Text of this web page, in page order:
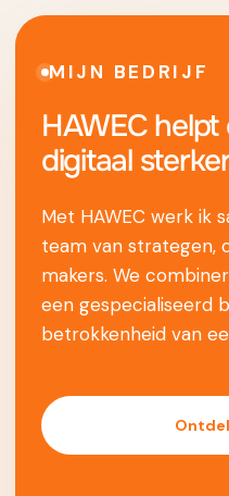
MIJN BEDRIJF
HAWEC
digitaal
Met HAWEC werk ik
team van strategen,
makers. We
een gespecialiseerd
betrokkenheid van